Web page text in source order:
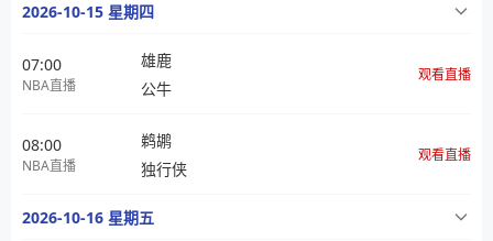
2026-10-15 星期四
07:00
NBA直播
雄鹿
公牛
观看直播
08:00
NBA直播
鹈鹕
独行侠
观看直播
2026-10-16 星期五